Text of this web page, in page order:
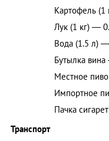
Картофель
Лук (1 кг) —
Вода (1.5 л)
Бутылка
Местное
Импортное
Пачка
Транспорт